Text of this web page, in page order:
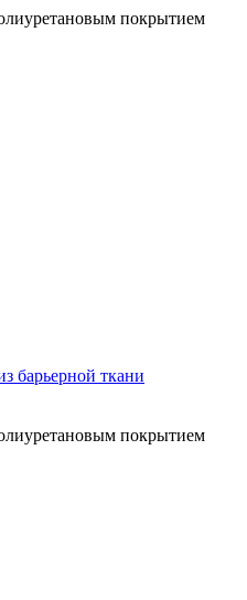
покрытием
барьерной ткани
покрытием